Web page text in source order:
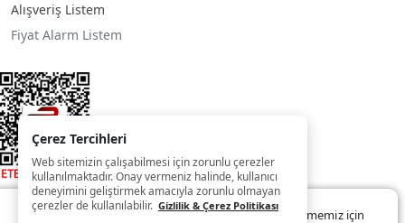
Web sitemizde size daha iyi ve kaliteli hizmet sunabilmemiz için
Alışveriş Listem
Fiyat Alarm Listem
Çerez Tercihleri
Web sitemizin çalışabilmesi için zorunlu çerezler
kullanılmaktadır. Onay vermeniz halinde, kullanıcı
deneyimini geliştirmek amacıyla zorunlu olmayan
çerezler de kullanılabilir. Gizlilik & Çerez Politikası